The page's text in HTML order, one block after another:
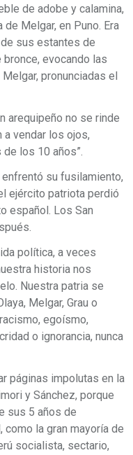
de adobe y calamina,
Melgar, en Puno. Era
sus estantes de
evocando las
pronunciadas el
arequipeño no se rinde
a vendar los ojos,
los 10 años”.
enfrentó su fusilamiento,
ejército patriota perdió
español. Los San
política, a veces
historia nos
Nuestra patria se
Melgar, Grau o
egoísmo,
o ignorancia, nunca
páginas impolutas en la
y Sánchez, porque
sus 5 años de
la gran mayoría de
socialista, sectario,